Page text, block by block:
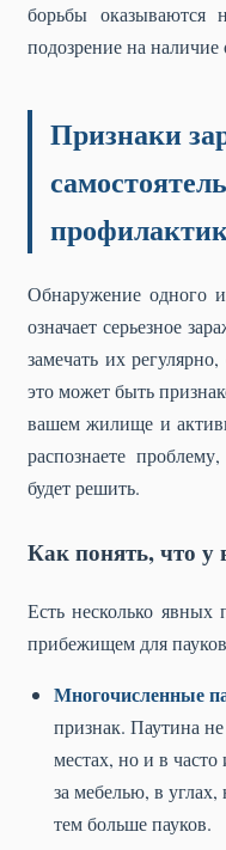
борьбы оказываются
подозрение на
Признаки
Обнаружение одного
означает серьезное
замечать их
это может быть
вашем жилище и
распознаете
будет решить.
Как понять, что у
Есть несколько явных
прибежищем для
Многочисленные
признак. Паутина
местах, но и в
за мебелью, в
тем больше пауков.